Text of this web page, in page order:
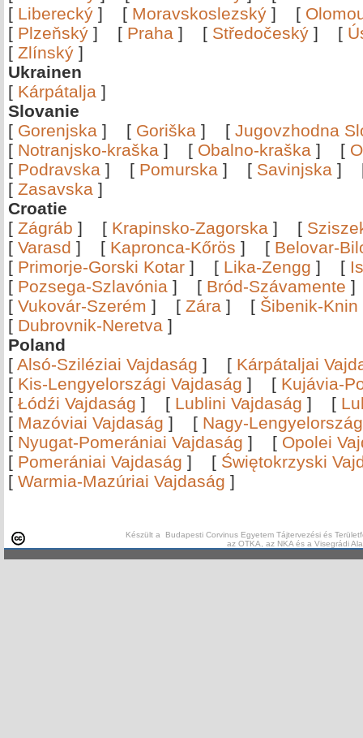
[ Liberecký ] [ Moravskoslezský ] [
[ Plzeňský ] [ Praha ] [ Středočeský ] [
[ Zlínský ]
Ukrainen
[ Kárpátalja ]
Slovanie
[ Gorenjska ] [ Goriška ] [ Jugovzhodna
[ Notranjsko-kraška ] [ Obalno-kraška ] [
[ Podravska ] [ Pomurska ] [ Savinjska ]
[ Zasavska ]
Croatie
[ Zágráb ] [ Krapinsko-Zagorska ] [
[ Varasd ] [ Kapronca-Kőrös ] [ Belovar-
[ Primorje-Gorski Kotar ] [ Lika-Zengg ] [
[ Pozsega-Szlavónia ] [ Bród-Szávamente
[ Vukovár-Szerém ] [ Zára ] [ Šibenik-Knin
[ Dubrovnik-Neretva ]
Poland
[ Alsó-Sziléziai Vajdaság ] [ Kárpátaljai
[ Kis-Lengyelországi Vajdaság ] [ Kujávia-
[ Łódźi Vajdaság ] [ Lublini Vajdaság ] [
[ Mazóviai Vajdaság ] [ Nagy-
[ Nyugat-Pomerániai Vajdaság ] [ Opolei
[ Pomerániai Vajdaság ] [ Świętokrzyski
[ Warmia-Mazúriai Vajdaság ]
Készült a Budapesti Corvinus Egyetem Tájtervezési és
az OTKA, az NKA és a Visegrádi